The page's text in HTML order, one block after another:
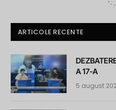
ARTICOLE RECENTE
A 17-A
5 august